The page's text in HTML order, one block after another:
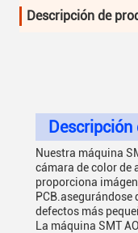
Descripción de
Nuestra máquina
cámara de color de
proporciona
PCB.asegurándose
defectos más
La máquina SMT